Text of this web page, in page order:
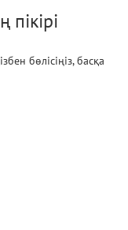
бөлісіңіз, басқа